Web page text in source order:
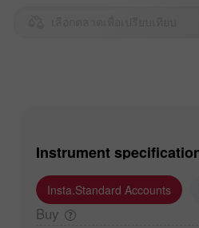
Instrument
Insta.Standard Accounts
Buy